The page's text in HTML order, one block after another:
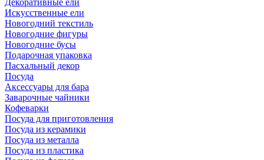
Декоративные ели
Искусственные ели
Новогодний текстиль
Новогодние фигуры
Новогодние бусы
Подарочная упаковка
Пасхальный декор
Посуда
Аксессуары для бара
Заварочные чайники
Кофеварки
Посуда для приготовления
Посуда из керамики
Посуда из металла
Посуда из пластика